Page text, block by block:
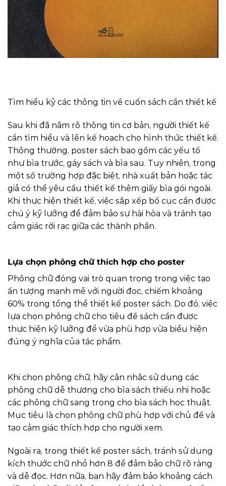
Tìm hiểu kỹ các thông tin về cuốn sách cần thiết kế
Sau khi đã nắm rõ thông tin cơ bản, người thiết kế
cần tìm hiểu và lên kế hoạch cho hình thức thiết kế.
Thông thường, poster sách bao gồm các yếu tố
như bìa trước, gáy sách và bìa sau. Tuy nhiên, trong
một số trường hợp đặc biệt, nhà xuất bản hoặc tác
giả có thể yêu cầu thiết kế thêm giấy bìa gói ngoài.
Khi thực hiện thiết kế, việc sắp xếp bố cục cần được
chú ý kỹ lưỡng để đảm bảo sự hài hòa và tránh tạo
cảm giác rời rạc giữa các thành phần.
Lựa chọn phông chữ thích hợp cho poster
Phông chữ đóng vai trò quan trọng trong việc tạo
ấn tượng mạnh mẽ với người đọc, chiếm khoảng
60% trong tổng thể thiết kế poster sách. Do đó, việc
lựa chọn phông chữ cho tiêu đề sách cần được
thực hiện kỹ lưỡng để vừa phù hợp vừa biểu hiện
đúng ý nghĩa của tác phẩm.
Khi chọn phông chữ, hãy cân nhắc sử dụng các
phông chữ dễ thương cho bìa sách thiếu nhi hoặc
các phông chữ sang trọng cho bìa sách học thuật.
Mục tiêu là chọn phông chữ phù hợp với chủ đề và
tạo cảm giác thích hợp cho người xem.
Ngoài ra, trong thiết kế poster sách, tránh sử dụng
kích thước chữ nhỏ hơn 8 để đảm bảo chữ rõ ràng
và dễ đọc. Hơn nữa, bạn hãy đảm bảo khoảng cách